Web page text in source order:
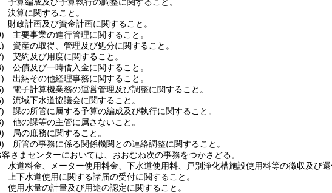
決算に関すること。
財政計画及び資金計画に関すること。
主要事業の進行管理に関すること。
資産の取得、管理及び処分に関すること。
契約及び用度に関すること。
公債及び一時借入金に関すること。
出納その他経理事務に関すること。
電子計算機業務の運営管理及び調整に関すること。
流域下水道協議会に関すること。
課の所管に属する予算の編成及び執行に関すること。
他の課等の主管に属さないこと。
局の庶務に関すること。
所管の事務に係る関係機関との連絡調整に関すること。
客さまセンターにおいては、おおむね次の事務をつかさどる。
水道料金、メーター使用料金、下水道使用料、戸別浄化槽施設使用料等の徴収及び
上下水道使用に関する諸届の受付に関すること。
使用水量の計量及び用途の認定に関すること。